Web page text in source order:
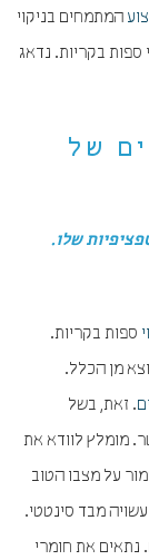
המתמחים בניקוי
בקריות. נדאג
של
ספות בקריות.
מן הכלל.
. זאת, בשל
מומלץ לוודא את
על מצבו הטוב
מבד סינטטי.
את חומרי